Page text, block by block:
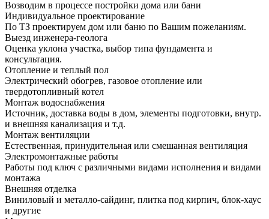
Возводим в процессе постройки дома или бани
Индивидуальное проектирование
По ТЗ проектируем дом или баню по Вашим пожеланиям.
Выезд инженера-геолога
Оценка уклона участка, выбор типа фундамента и
консультация.
Отопление и теплый пол
Электрический обогрев, газовое отопление или
твердотопливный котел
Монтаж водоснабжения
Источник, доставка воды в дом, элементы подготовки, внутр.
и внешняя канализация и т.д.
Монтаж вентиляции
Естественная, принудительная или смешанная вентиляция
Электромонтажные работы
Работы под ключ с различными видами исполнения и видами
монтажа
Внешняя отделка
Виниловый и металло-сайдинг, плитка под кирпич, блок-хаус
и другие